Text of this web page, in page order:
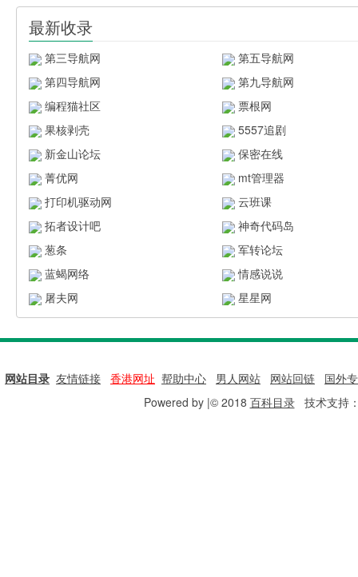
最新收录
第三导航网
第五导航网
第四导航网
第九导航网
编程猫社区
票根网
果核剥壳
5557追剧
新金山论坛
保密在线
菁优网
mt管理器
打印机驱动网
云班课
拓者设计吧
神奇代码岛
葱条
军转论坛
蓝蝎网络
情感说说
屠夫网
星星网
网站目录 友情链接 香港网址 帮助中心 男人网站 网站回链
国外
Powered by |© 2018 百科目录技术支持